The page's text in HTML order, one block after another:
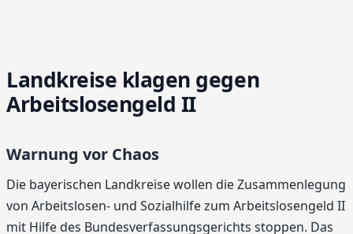
Landkreise klagen gegen
Arbeitslosengeld II
Warnung vor Chaos
Die bayerischen Landkreise wollen die Zusammenlegung
von Arbeitslosen- und Sozialhilfe zum Arbeitslosengeld II
mit Hilfe des Bundesverfassungsgerichts stoppen. Das